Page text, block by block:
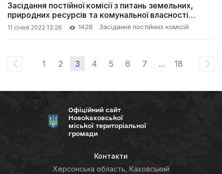
Засідання постійної комісії з питань земельних,
природних ресурсів та комунальної власності
(11.01.2022)
11 січня 2022 13:26 1428 Засідання постійних комісій
1 2 3 4 5 6 7 ... 18
Офіційний сайт
Новокаховської
міської територіальної
громади
Контакти
Херсонська область, Каховський